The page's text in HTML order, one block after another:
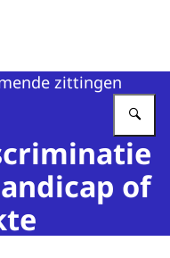
zittingen
of